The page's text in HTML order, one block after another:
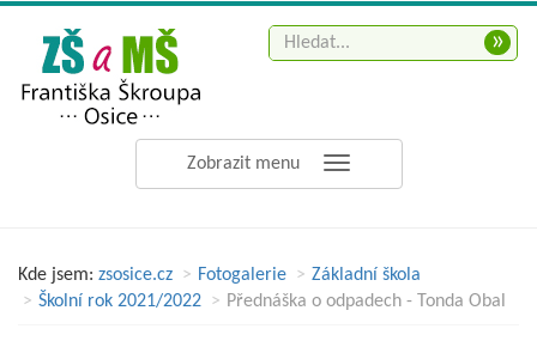
Zobrazit menu
»
Kde jsem: zsosice.cz Fotogalerie
Základní škola
Školní rok 2021/2022
Přednáška o odpadech - Tonda Obal